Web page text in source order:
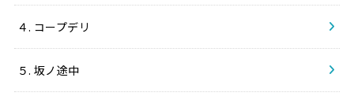
４. コープデリ
５. 坂ノ途中